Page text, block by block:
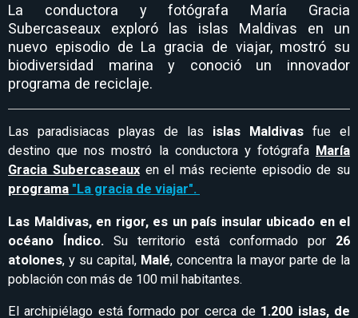
La conductora y fotógrafa María Gracia
Subercaseaux exploró las islas Maldivas en un
nuevo episodio de La gracia de viajar, mostró su
biodiversidad marina y conoció un innovador
programa de reciclaje.
Las paradisiacas playas de las islas Maldivas fue el
destino que nos mostró la conductora y fotógrafa María
Gracia Subercaseaux en el más reciente episodio de su
programa "La gracia de viajar".
Las Maldivas, en rigor, es un país insular ubicado en el
océano Índico. Su territorio está conformado por 26
atolones, y su capital, Malé, concentra la mayor parte de la
población con más de 100 mil habitantes.
El archipiélago está formado por cerca de 1.200 islas, de